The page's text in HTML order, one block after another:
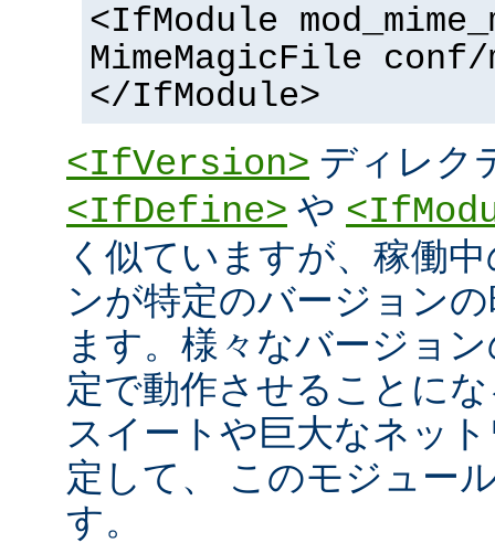
<IfModule
MimeMagicFile conf/
</IfModule>
<IfVersion> ディレク
<IfDefine> や
く似ていますが、稼働
ンが特定のバージョン
ます。様々なバージョ
定で動作させることに
スイートや巨大なネッ
定して、 このモジュー
す。